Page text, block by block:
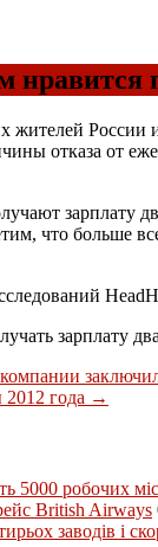
нравится
России
отказа от
зарплату
что больше
зарплату
года →
5000 робочих
British Airways
заводів і